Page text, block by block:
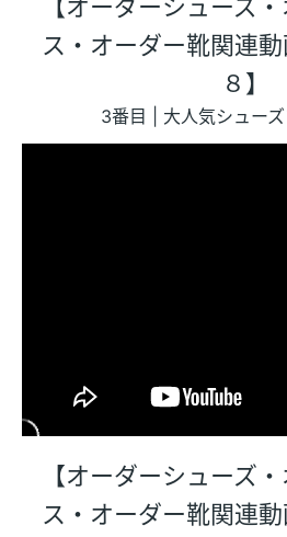
【オーダーシューズ
ス・オーダー靴関連動
８】
3番目 | 大人気シュー
【オーダーシューズ
ス・オーダー靴関連動